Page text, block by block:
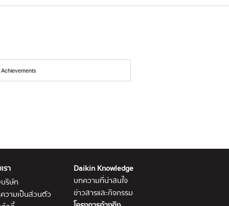
Achievements
รา
ริษัท
วามเป็นส่วนตัว
Daikin Knowledge
บทความที่น่าสนใจ
ข่าวสารและกิจกรรม